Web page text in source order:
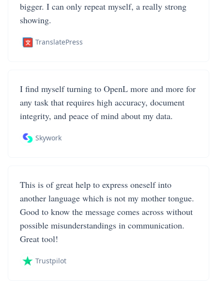
bigger. I can only repeat myself, a really strong
showing.
TranslatePress
I find myself turning to OpenL more and more for
any task that requires high accuracy, document
integrity, and peace of mind about my data.
Skywork
This is of great help to express oneself into
another language which is not my mother tongue.
Good to know the message comes across without
possible misunderstandings in communication.
Great tool!
Trustpilot